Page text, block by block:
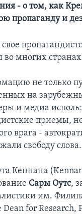
- о том, как
пропаганду и
во многих
не только
на
и медиа
приемы,
врага -
свободу слова.
Кеннана
Сары Оутс,
им.
for